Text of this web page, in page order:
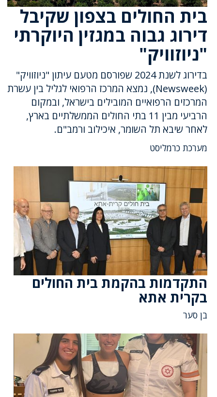
בית החולים בצפון שקיבל
דירוג גבוה במגזין היוקרתי
"ניוזוויק"
בדירוג לשנת 2024 שפורסם מטעם עיתון "ניוזוויק"
(Newsweek), נמצא המרכז הרפואי לגליל בין עשרת
המרכזים הרפואיים המובילים בישראל, ובמקום
הרביעי מבין 11 בתי החולים הממשלתיים בארץ,
לאחר שיבא תל השומר, איכילוב ורמב"ם.
מערכת כרמליסט
התקדמות בהקמת בית החולים
בקרית אתא
בן סער